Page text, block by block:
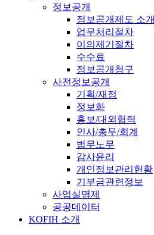
정보공개
정보공개제도 소개
업무처리절차
이의제기절차
수수료
정보공개청구
사전정보공개
기획/재정
정보화
홍보/대외협력
인사/총무/회계
법무노무
감사윤리
개인정보관리현황
기부금관련정보
사업실명제
공공데이터
KOFIH 소개